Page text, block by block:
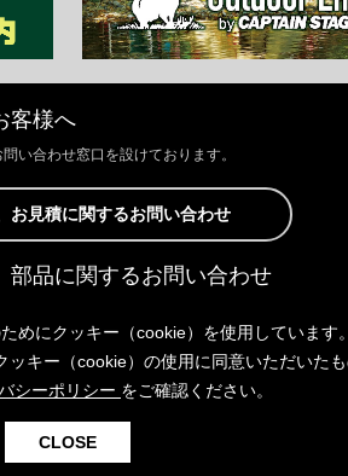
客様へ
い合わせ窓口を設けております。
お見積に関するお問い合わせ
部品に関するお問い合わせ
っております。
めにクッキー（cookie）を使用しています。
キー（cookie）の使用に同意いただいたも
シーポリシー をご確認ください。
CLOSE